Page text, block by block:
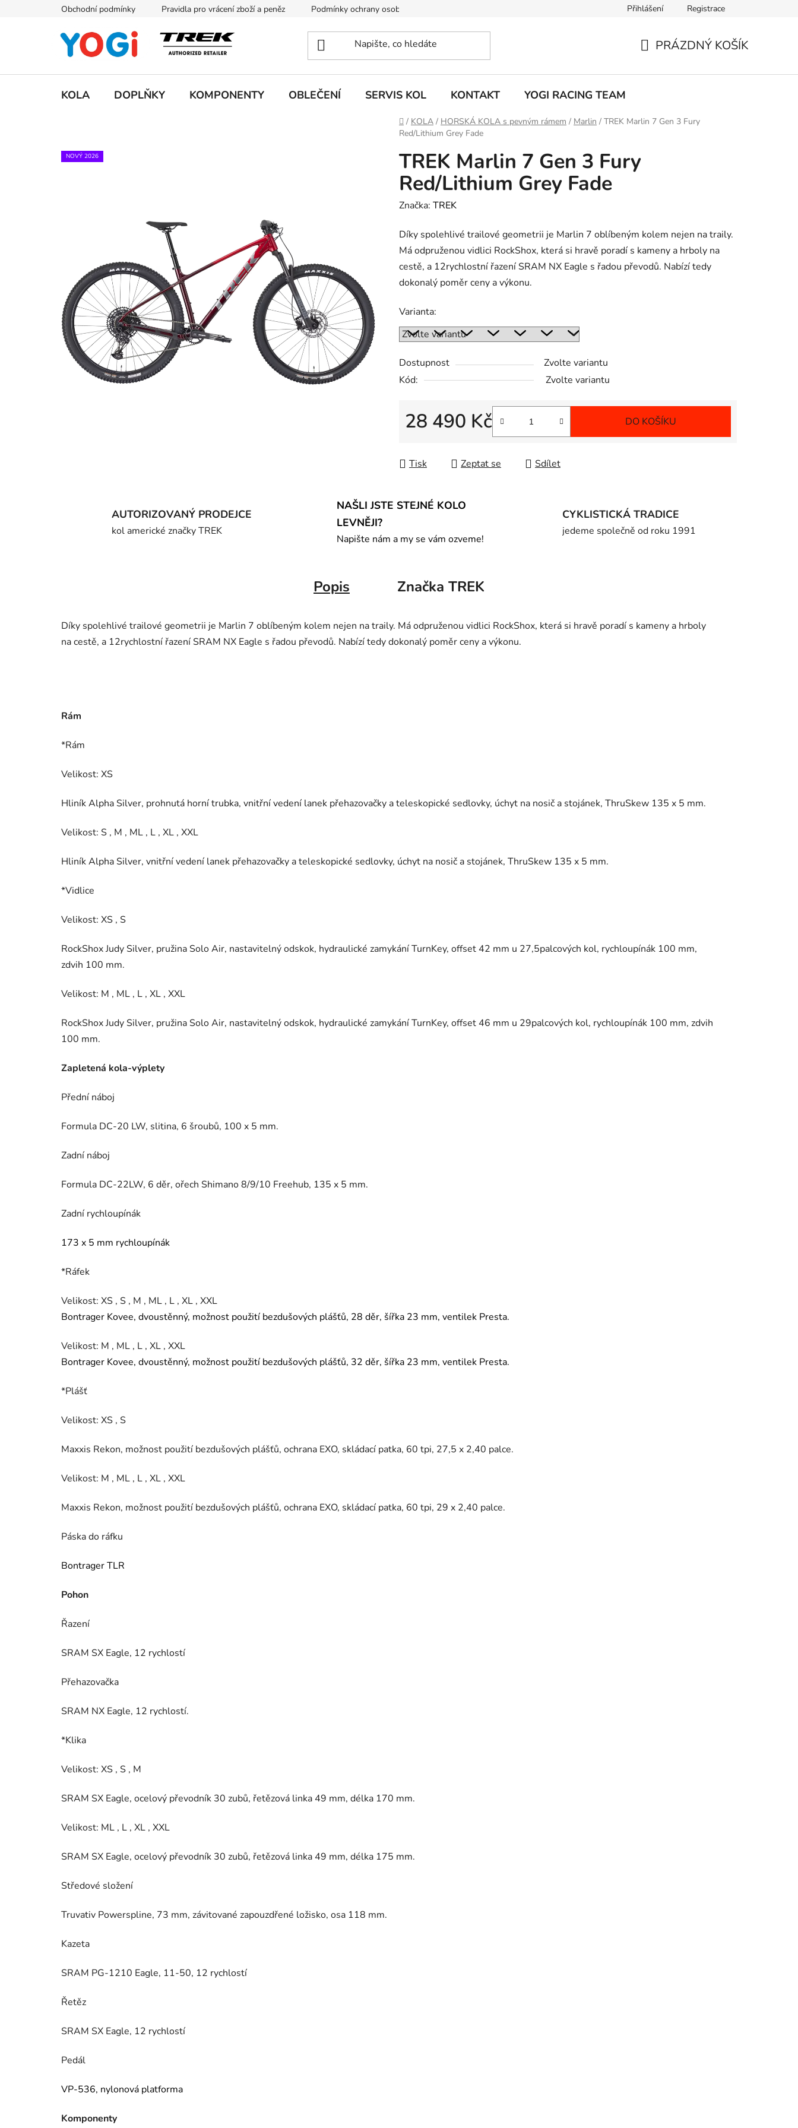
Obchodní podmínky Pravidla pro vrácení zboží a peněz Podmínky ochrany osobních údajů Přihlášení Registrace
PRÁZDNÝ KOŠÍK
KOLA DOPLŇKY KOMPONENTY OBLEČENÍ SERVIS KOL KONTAKT YOGI RACING TEAM
Domů
/ KOLA / HORSKÁ KOLA s pevným rámem / Marlin / TREK Marlin 7 Gen 3 Fury
Red/Lithium Grey Fade
TREK Marlin 7 Gen 3 Fury
Red/Lithium Grey Fade
Značka: TREK
Díky spolehlivé trailové geometrii je Marlin 7 oblíbeným kolem nejen na traily.
Má odpruženou vidlici RockShox, která si hravě poradí s kameny a hrboly na
cestě, a 12rychlostní řazení SRAM NX Eagle s řadou převodů. Nabízí tedy
dokonalý poměr ceny a výkonu.
Varianta:
Dostupnost
Zvolte variantu
Kód:
Zvolte variantu
28 490 Kč DO KOŠÍKU
Tisk Zeptat se Sdílet
NOVÝ 2026
AUTORIZOVANÝ PRODEJCE
kol americké značky TREK
NAŠLI JSTE STEJNÉ KOLO
LEVNĚJI?
Napište nám a my se vám ozveme!
CYKLISTICKÁ TRADICE
jedeme společně od roku 1991
Popis Značka TREK
Díky spolehlivé trailové geometrii je Marlin 7 oblíbeným kolem nejen na traily. Má odpruženou vidlici RockShox, která si hravě poradí s kameny a hrboly
na cestě, a 12rychlostní řazení SRAM NX Eagle s řadou převodů. Nabízí tedy dokonalý poměr ceny a výkonu.
Rám
*Rám
Velikost: XS
Hliník Alpha Silver, prohnutá horní trubka, vnitřní vedení lanek přehazovačky a teleskopické sedlovky, úchyt na nosič a stojánek, ThruSkew 135 x 5 mm.
Velikost: S , M , ML , L , XL , XXL
Hliník Alpha Silver, vnitřní vedení lanek přehazovačky a teleskopické sedlovky, úchyt na nosič a stojánek, ThruSkew 135 x 5 mm.
*Vidlice
Velikost: XS , S
RockShox Judy Silver, pružina Solo Air, nastavitelný odskok, hydraulické zamykání TurnKey, offset 42 mm u 27,5palcových kol, rychloupínák 100 mm,
zdvih 100 mm.
Velikost: M , ML , L , XL , XXL
RockShox Judy Silver, pružina Solo Air, nastavitelný odskok, hydraulické zamykání TurnKey, offset 46 mm u 29palcových kol, rychloupínák 100 mm, zdvih
100 mm.
Zapletená kola-výplety
Přední náboj
Formula DC-20 LW, slitina, 6 šroubů, 100 x 5 mm.
Zadní náboj
Formula DC-22LW, 6 děr, ořech Shimano 8/9/10 Freehub, 135 x 5 mm.
Zadní rychloupínák
173 x 5 mm rychloupínák
*Ráfek
Velikost: XS , S , M , ML , L , XL , XXL
Bontrager Kovee, dvoustěnný, možnost použití bezdušových plášťů, 28 děr, šířka 23 mm, ventilek Presta.
Velikost: M , ML , L , XL , XXL
Bontrager Kovee, dvoustěnný, možnost použití bezdušových plášťů, 32 děr, šířka 23 mm, ventilek Presta.
*Plášť
Velikost: XS , S
Maxxis Rekon, možnost použití bezdušových plášťů, ochrana EXO, skládací patka, 60 tpi, 27,5 x 2,40 palce.
Velikost: M , ML , L , XL , XXL
Maxxis Rekon, možnost použití bezdušových plášťů, ochrana EXO, skládací patka, 60 tpi, 29 x 2,40 palce.
Páska do ráfku
Bontrager TLR
Pohon
Řazení
SRAM SX Eagle, 12 rychlostí
Přehazovačka
SRAM NX Eagle, 12 rychlostí.
*Klika
Velikost: XS , S , M
SRAM SX Eagle, ocelový převodník 30 zubů, řetězová linka 49 mm, délka 170 mm.
Velikost: ML , L , XL , XXL
SRAM SX Eagle, ocelový převodník 30 zubů, řetězová linka 49 mm, délka 175 mm.
Středové složení
Truvativ Powerspline, 73 mm, závitované zapouzdřené ložisko, osa 118 mm.
Kazeta
SRAM PG-1210 Eagle, 11-50, 12 rychlostí
Řetěz
SRAM SX Eagle, 12 rychlostí
Pedál
VP-536, nylonová platforma
Komponenty